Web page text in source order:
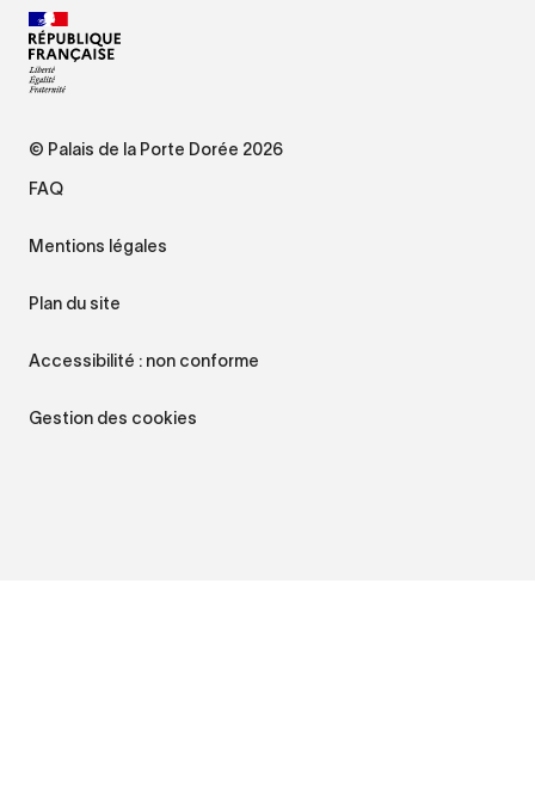
© Palais de la Porte Dorée 2026
FAQ
Mentions légales
Plan du site
Accessibilité : non conforme
Gestion des cookies